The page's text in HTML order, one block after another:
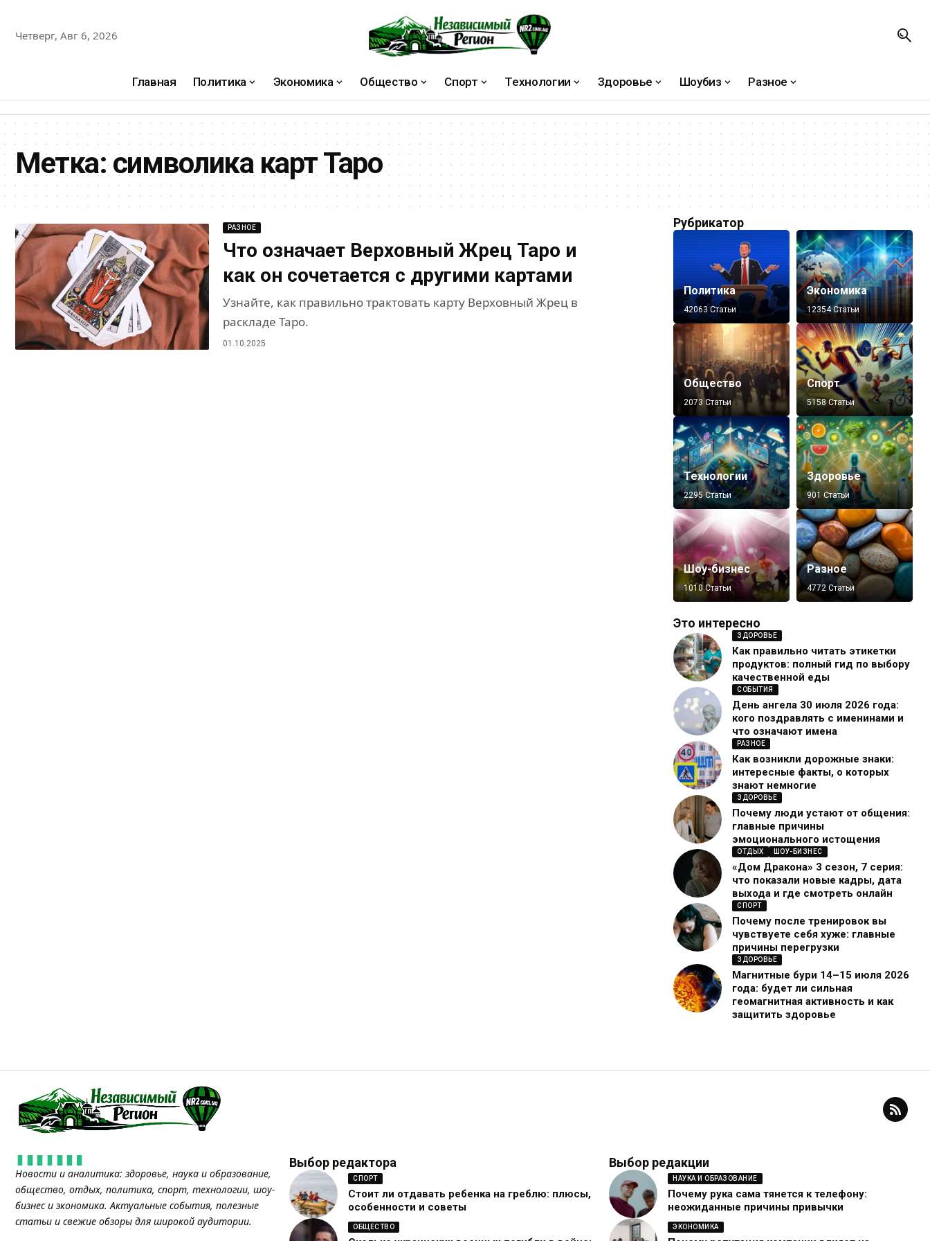
Четверг, Авг 6, 2026
Главная Политика Экономика Общество Спорт Технологии Здоровье Шоубиз Разное
Метка:символика карт Таро
РАЗНОЕ
Что означает Верховный Жрец Таро и
как он сочетается с другими картами
Узнайте, как правильно трактовать карту Верховный Жрец в
раскладе Таро.
01.10.2025
Рубрикатор
Политика
42063 Статьи
Экономика
12354 Статьи
Общество
2073 Статьи
Спорт
5158 Статьи
Технологии
2295 Статьи
Здоровье
901 Статьи
Шоу-бизнес
1010 Статьи
Разное
4772 Статьи
Это интересно
ЗДОРОВЬЕ
Как правильно читать этикетки
продуктов: полный гид по выбору
качественной еды
СОБЫТИЯ
День ангела 30 июля 2026 года:
кого поздравлять с именинами и
что означают имена
РАЗНОЕ
Как возникли дорожные знаки:
интересные факты, о которых
знают немногие
ЗДОРОВЬЕ
Почему люди устают от общения:
главные причины
эмоционального истощения
ОТДЫХ ШОУ-БИЗНЕС
«Дом Дракона» 3 сезон, 7 серия:
что показали новые кадры, дата
выхода и где смотреть онлайн
СПОРТ
Почему после тренировок вы
чувствуете себя хуже: главные
причины перегрузки
ЗДОРОВЬЕ
Магнитные бури 14–15 июля 2026
года: будет ли сильная
геомагнитная активность и как
защитить здоровье
Новости и аналитика: здоровье, наука и образование,
общество, отдых, политика, спорт, технологии, шоу-
бизнес и экономика. Актуальные события, полезные
статьи и свежие обзоры для широкой аудитории.
Выбор редактора
СПОРТ
Стоит ли отдавать ребенка на греблю: плюсы,
особенности и советы
ОБЩЕСТВО
Выбор редакции
НАУКА И ОБРАЗОВАНИЕ
Почему рука сама тянется к телефону:
неожиданные причины привычки
ЭКОНОМИКА